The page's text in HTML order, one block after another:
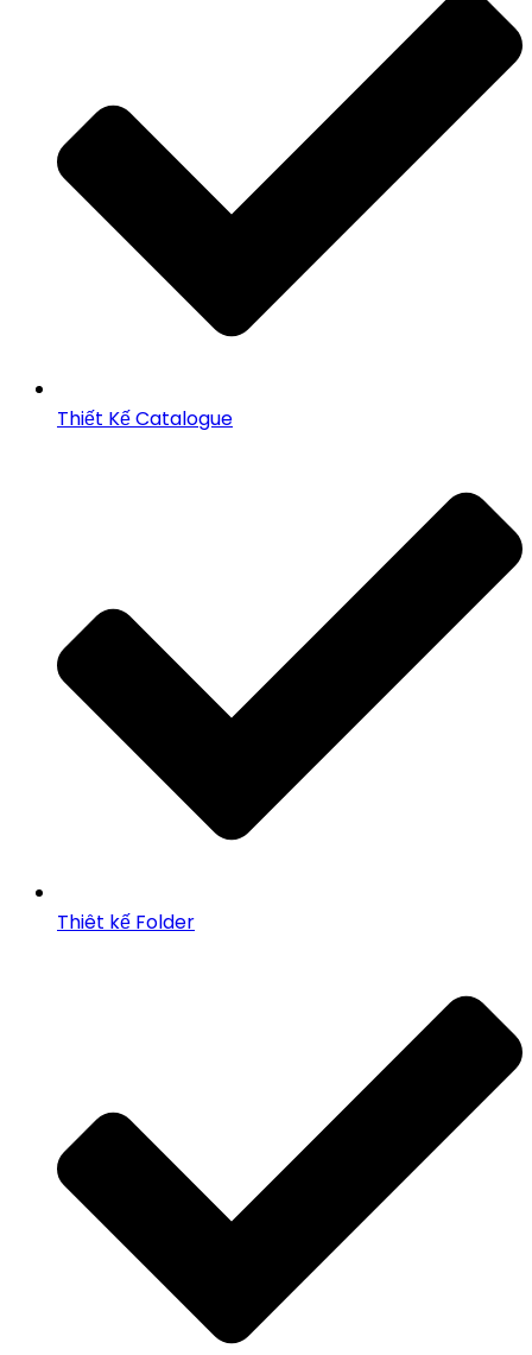
Thiết Kế Catalogue
Thiêt kế Folder